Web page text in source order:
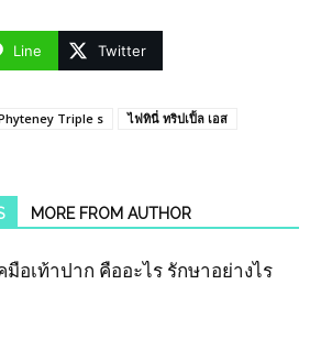
Line Twitter
Triple s ไฟทินี่ ทริปเปิ้ล เอส
MORE FROM AUTHOR
มือเท้าปาก คืออะไร รักษาอย่างไร